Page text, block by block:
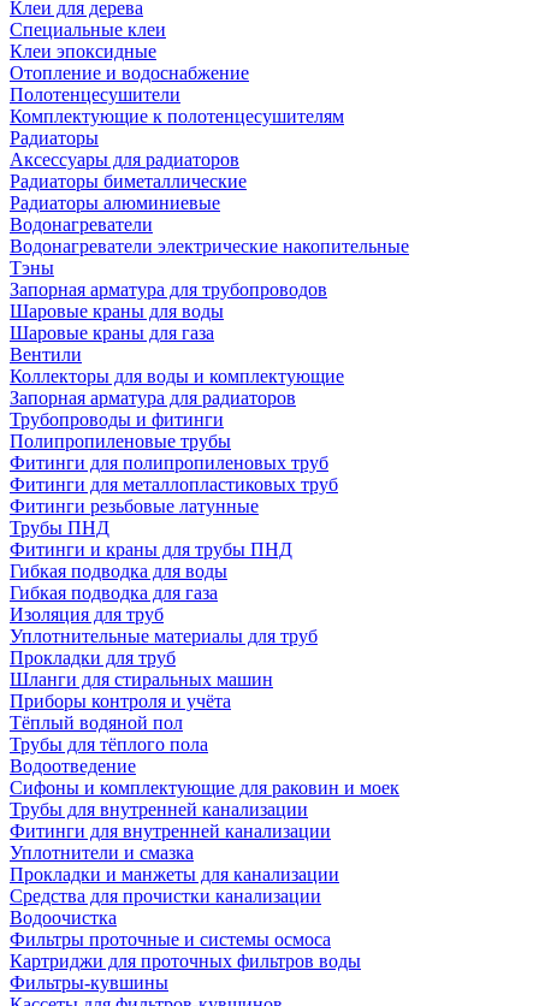
Клеи для дерева
Специальные клеи
Клеи эпоксидные
Отопление и водоснабжение
Полотенцесушители
Комплектующие к полотенцесушителям
Радиаторы
Аксессуары для радиаторов
Радиаторы биметаллические
Радиаторы алюминиевые
Водонагреватели
Водонагреватели электрические накопительные
Тэны
Запорная арматура для трубопроводов
Шаровые краны для воды
Шаровые краны для газа
Вентили
Коллекторы для воды и комплектующие
Запорная арматура для радиаторов
Трубопроводы и фитинги
Полипропиленовые трубы
Фитинги для полипропиленовых труб
Фитинги для металлопластиковых труб
Фитинги резьбовые латунные
Трубы ПНД
Фитинги и краны для трубы ПНД
Гибкая подводка для воды
Гибкая подводка для газа
Изоляция для труб
Уплотнительные материалы для труб
Прокладки для труб
Шланги для стиральных машин
Приборы контроля и учёта
Тёплый водяной пол
Трубы для тёплого пола
Водоотведение
Сифоны и комплектующие для раковин и моек
Трубы для внутренней канализации
Фитинги для внутренней канализации
Уплотнители и смазка
Прокладки и манжеты для канализации
Средства для прочистки канализации
Водоочистка
Фильтры проточные и системы осмоса
Картриджи для проточных фильтров воды
Фильтры-кувшины